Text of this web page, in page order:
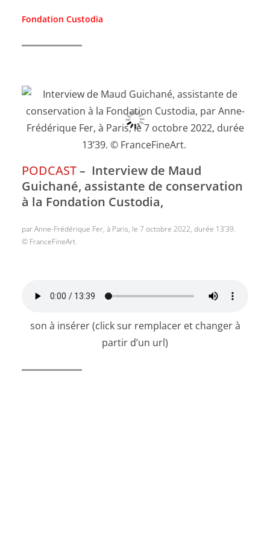
Fondation Custodia
PODCAST– Interview de Maud
Guichané, assistante de conservation
à la Fondation Custodia,
par Anne-Frédérique Fer, à Paris, le 7 octobre 2022, durée 13’39.
© FranceFineArt.
son à insérer (click sur remplacer et changer à
partir d’un url)